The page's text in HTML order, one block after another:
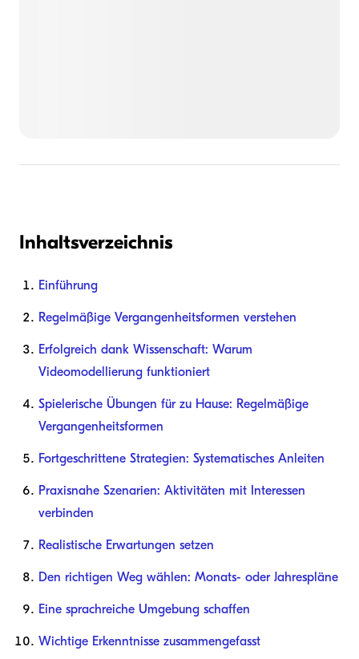
Inhaltsverzeichnis
Einführung
Regelmäßige Vergangenheitsformen verstehen
Erfolgreich dank Wissenschaft: Warum
Videomodellierung funktioniert
Spielerische Übungen für zu Hause: Regelmäßige
Vergangenheitsformen
Fortgeschrittene Strategien: Systematisches Anleiten
Praxisnahe Szenarien: Aktivitäten mit Interessen
verbinden
Realistische Erwartungen setzen
Den richtigen Weg wählen: Monats- oder Jahrespläne
Eine sprachreiche Umgebung schaffen
Wichtige Erkenntnisse zusammengefasst